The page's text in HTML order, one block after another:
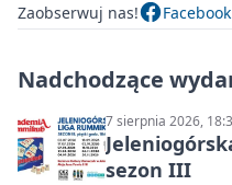
Zaobserwuj nas! Facebook
Nadchodzące
7 sierpnia 2026,
sezon III